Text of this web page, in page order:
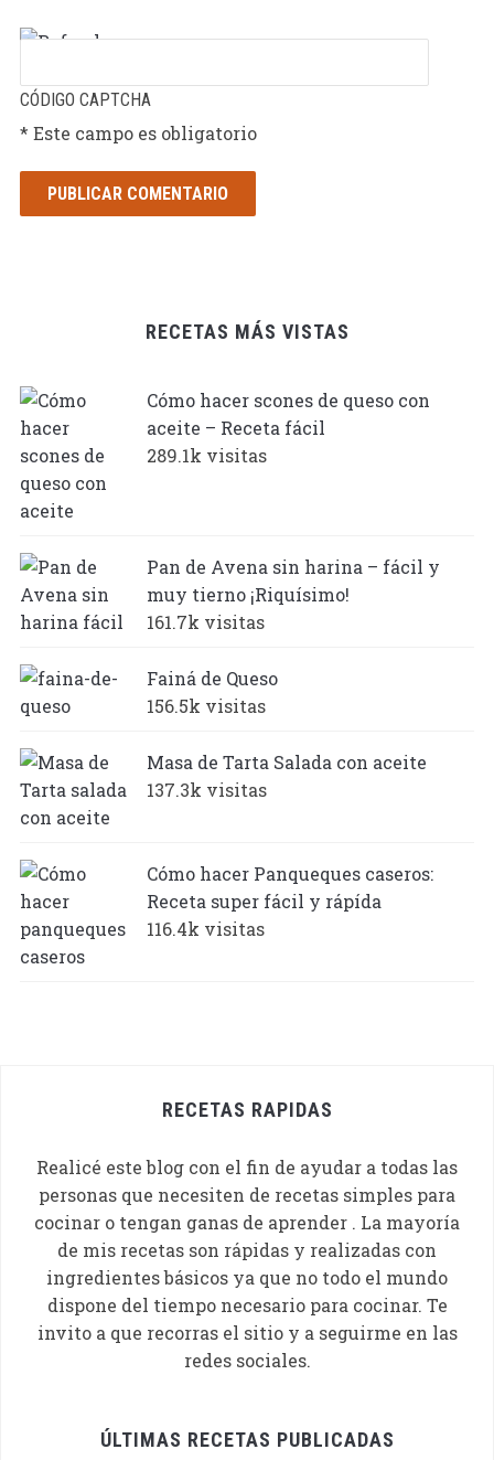
CÓDIGO CAPTCHA
* Este campo es obligatorio
RECETAS MÁS VISTAS
Cómo hacer scones de queso con
aceite – Receta fácil
289.1k visitas
Pan de Avena sin harina – fácil y
muy tierno ¡Riquísimo!
161.7k visitas
Fainá de Queso
156.5k visitas
Masa de Tarta Salada con aceite
137.3k visitas
Cómo hacer Panqueques caseros:
Receta super fácil y rápída
116.4k visitas
RECETAS RAPIDAS
Realicé este blog con el fin de ayudar a todas las
personas que necesiten de recetas simples para
cocinar o tengan ganas de aprender . La mayoría
de mis recetas son rápidas y realizadas con
ingredientes básicos ya que no todo el mundo
dispone del tiempo necesario para cocinar. Te
invito a que recorras el sitio y a seguirme en las
redes sociales.
ÚLTIMAS RECETAS PUBLICADAS